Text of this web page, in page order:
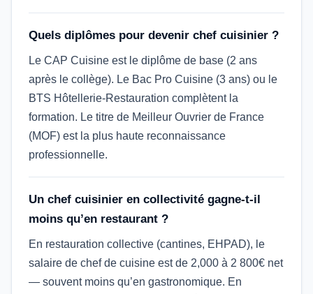
Quels diplômes pour devenir chef cuisinier ?
Le CAP Cuisine est le diplôme de base (2 ans
après le collège). Le Bac Pro Cuisine (3 ans) ou le
BTS Hôtellerie-Restauration complètent la
formation. Le titre de Meilleur Ouvrier de France
(MOF) est la plus haute reconnaissance
professionnelle.
Un chef cuisinier en collectivité gagne-t-il
moins qu’en restaurant ?
En restauration collective (cantines, EHPAD), le
salaire de chef de cuisine est de 2,000 à 2 800€ net
— souvent moins qu’en gastronomique. En